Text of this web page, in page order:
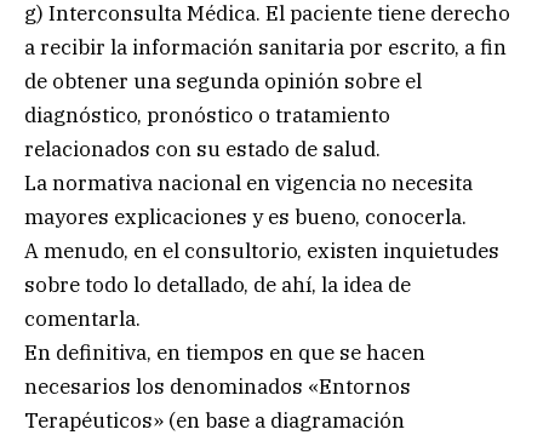
g) Interconsulta Médica. El paciente tiene derecho
a recibir la información sanitaria por escrito, a fin
de obtener una segunda opinión sobre el
diagnóstico, pronóstico o tratamiento
relacionados con su estado de salud.
La normativa nacional en vigencia no necesita
mayores explicaciones y es bueno, conocerla.
A menudo, en el consultorio, existen inquietudes
sobre todo lo detallado, de ahí, la idea de
comentarla.
En definitiva, en tiempos en que se hacen
necesarios los denominados «Entornos
Terapéuticos» (en base a diagramación